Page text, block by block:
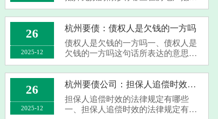
行为中，往往存在一些导致抵押失效
的情况，以下是几种主要的例子：首
先，如果作为抵押物的房屋并不具备
相应的处分权限，则该抵押行为就可
能无法实···
26
2025-12
杭州要债：债权人是欠钱的一方吗
债权人是欠钱的一方吗一、债权人是
欠钱的一方吗这句话所表达的意思并
非如此，严格意义上说，债权人是指
那些持有一定债权并且有权请求债务
人为特定行为的当事人。具体地说，
当某人将资金出借给了另一个人或者
企业时，···
26
2025-12
杭州要债公司：担保人追偿时效的法律规定有哪些
担保人追偿时效的法律规定有哪些
一、担保人追偿时效的法律规定有哪